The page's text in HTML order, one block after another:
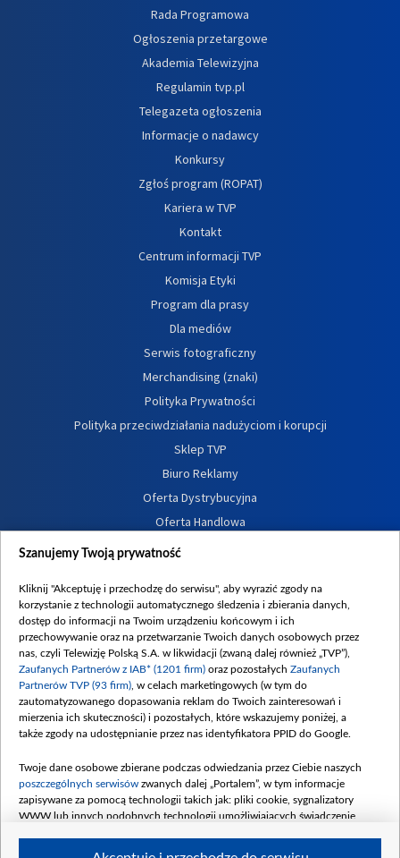
Rada Programowa
Ogłoszenia przetargowe
Akademia Telewizyjna
Regulamin tvp.pl
Telegazeta ogłoszenia
Informacje o nadawcy
Konkursy
Zgłoś program (ROPAT)
Kariera w TVP
Kontakt
Centrum informacji TVP
Komisja Etyki
Program dla prasy
Dla mediów
Serwis fotograficzny
Merchandising (znaki)
Polityka Prywatności
Polityka przeciwdziałania nadużyciom i korupcji
Sklep TVP
Biuro Reklamy
Oferta Dystrybucyjna
Oferta Handlowa
Dostępność
Procedura zgłoszeń wewnętrznych
Szanujemy Twoją prywatność
Kliknij "Akceptuję i przechodzę do serwisu", aby wyrazić zgody na
korzystanie z technologii automatycznego śledzenia i zbierania danych,
dostęp do informacji na Twoim urządzeniu końcowym i ich
przechowywanie oraz na przetwarzanie Twoich danych osobowych przez
nas, czyli Telewizję Polską S.A. w likwidacji (zwaną dalej również „TVP”),
Zaufanych Partnerów z IAB* (1201 firm) oraz pozostałych Zaufanych
Partnerów TVP (93 firm) , w celach marketingowych (w tym do
zautomatyzowanego dopasowania reklam do Twoich zainteresowań i
mierzenia ich skuteczności) i pozostałych, które wskazujemy poniżej, a
także zgody na udostępnianie przez nas identyfikatora PPID do Google.
Twoje dane osobowe zbierane podczas odwiedzania przez Ciebie naszych
poszczególnych serwisów zwanych dalej „Portalem”, w tym informacje
zapisywane za pomocą technologii takich jak: pliki cookie, sygnalizatory
WWW lub innych podobnych technologii umożliwiających świadczenie